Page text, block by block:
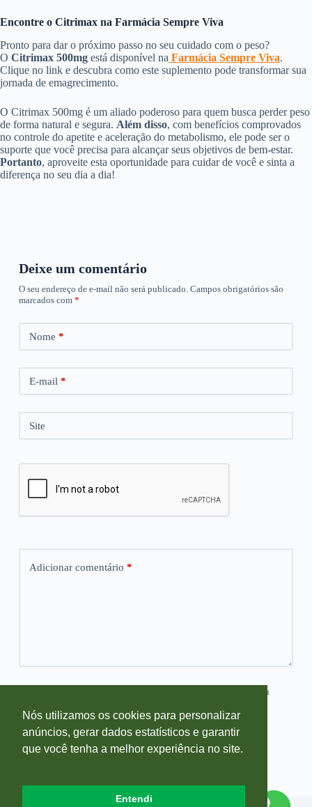
Encontre o Citrimax na Farmácia Sempre Viva
Pronto para dar o próximo passo no seu cuidado com o peso?
O Citrimax 500mg está disponível na Farmácia Sempre Viva.
Clique no link e descubra como este suplemento pode transformar sua
jornada de emagrecimento.
O Citrimax 500mg é um aliado poderoso para quem busca perder peso
de forma natural e segura. Além disso, com benefícios comprovados
no controle do apetite e aceleração do metabolismo, ele pode ser o
suporte que você precisa para alcançar seus objetivos de bem-estar.
Portanto, aproveite esta oportunidade para cuidar de você e sinta a
diferença no seu dia a dia!
Deixe um comentário
O seu endereço de e-mail não será publicado. Campos obrigatórios são
marcados com *
Nome *
E-mail *
Site
Adicionar comentário *
Salvar meus dados neste navegador para a próxima vez que eu
Publicar comentário
Nós utilizamos os cookies para personalizar
anúncios, gerar dados estatísticos e garantir
que você tenha a melhor experiência no site.
Entendi